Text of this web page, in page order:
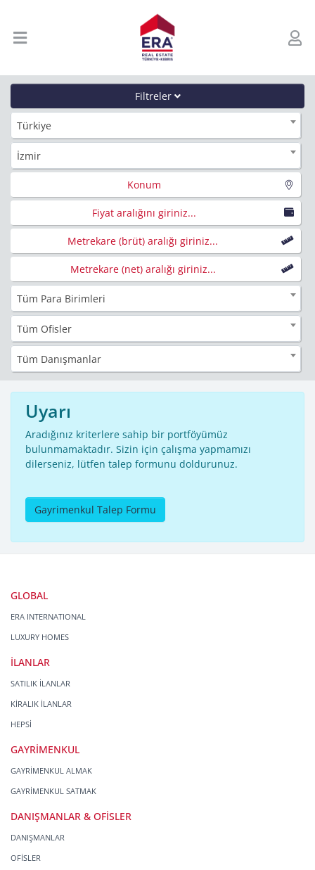
Filtreler
Türkiye
İzmir
Konum
Fiyat aralığını giriniz...
Metrekare (brüt) aralığı giriniz...
Metrekare (net) aralığı giriniz...
Tüm Para Birimleri
Tüm Ofisler
Tüm Danışmanlar
Uyarı
Aradığınız kriterlere sahip bir portföyümüz
bulunmamaktadır. Sizin için çalışma yapmamızı
dilerseniz, lütfen talep formunu doldurunuz.
Gayrimenkul Talep Formu
GLOBAL
ERA INTERNATIONAL
LUXURY HOMES
İLANLAR
SATILIK İLANLAR
KİRALIK İLANLAR
HEPSİ
GAYRİMENKUL
GAYRİMENKUL ALMAK
GAYRİMENKUL SATMAK
DANIŞMANLAR & OFİSLER
DANIŞMANLAR
OFİSLER